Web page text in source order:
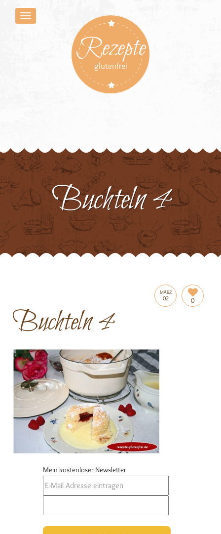
Rezepte
glutenfrei
Buchteln 4
MÄRZ
02 0
Buchteln 4
Mein kostenloser Newsletter